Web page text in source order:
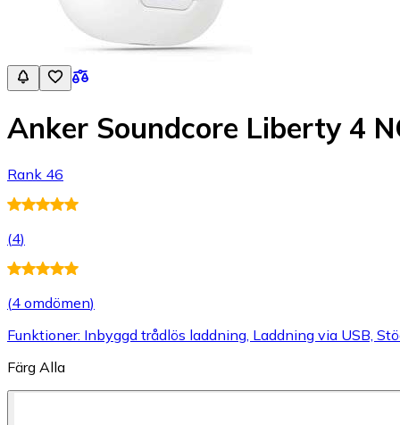
Anker Soundcore Liberty 4
Rank 46
(4)
(4 omdömen)
Funktioner: Inbyggd trådlös laddning, Laddning via USB,
Färg Alla